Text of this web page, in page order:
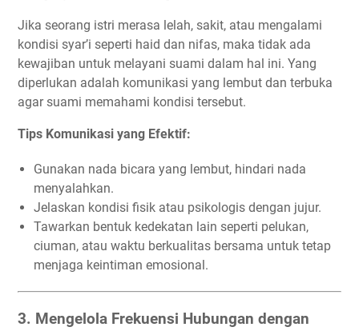
Jika seorang istri merasa lelah, sakit, atau mengalami
kondisi syar’i seperti haid dan nifas, maka tidak ada
kewajiban untuk melayani suami dalam hal ini. Yang
diperlukan adalah komunikasi yang lembut dan terbuka
agar suami memahami kondisi tersebut.
Tips Komunikasi yang Efektif:
Gunakan nada bicara yang lembut, hindari nada
menyalahkan.
Jelaskan kondisi fisik atau psikologis dengan jujur.
Tawarkan bentuk kedekatan lain seperti pelukan,
ciuman, atau waktu berkualitas bersama untuk tetap
menjaga keintiman emosional.
3. Mengelola Frekuensi Hubungan dengan